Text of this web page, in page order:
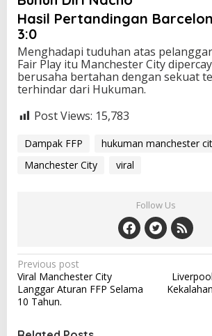
Hasil Pertandingan
3:0
Menghadapi tuduhan atas
Fair Play itu Manchester City
berusaha bertahan dengan sekuat
terhindar dari Hukuman.
Post Views: 15,783
Dampak FFP hukuman manchester
Manchester City
viral
Follow Us
P
o
s
t
Previous post
Viral Manchester City
Langgar Aturan FFP Selama
10 Tahun.